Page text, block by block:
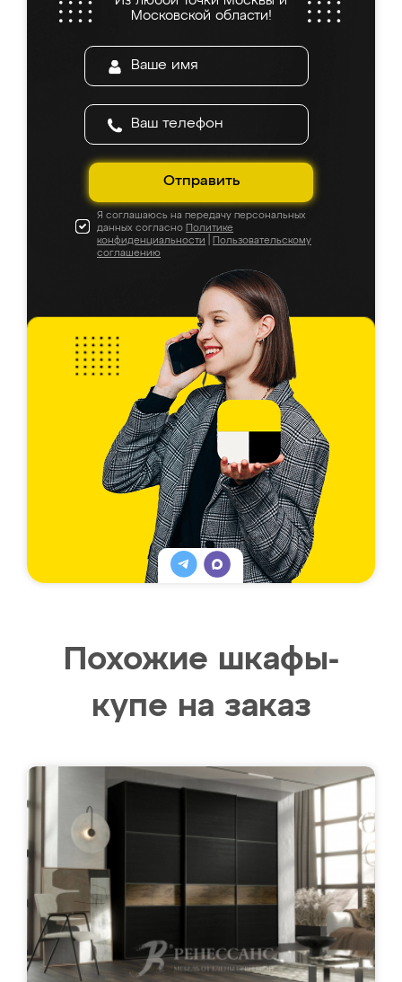
Московской области!
Отправить
Я соглашаюсь на передачу персональных
данных согласно Политике
конфиденциальности
Пользовательскому
соглашению
Похожие шкафы-
купе на заказ